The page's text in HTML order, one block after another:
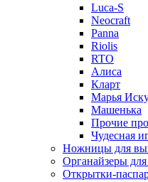
Luca-S
Neocraft
Panna
Riolis
RTO
Алиса
Кларт
Марья
Машенька
Прочие
Чудесная
Ножницы для
Органайзеры
Открытки-